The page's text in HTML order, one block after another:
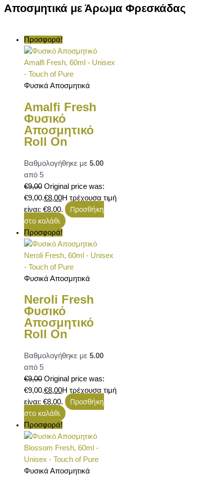
Αποσμητικά με Άρωμα Φρεσκάδας
Προσφορά!
Φυσικά Αποσμητικά
Amalfi Fresh
Φυσικό
Αποσμητικό
Roll On
Βαθμολογήθηκε με 5.00
από 5
€9,00 Original price was:
€9,00.€8,00Η τρέχουσα τιμή
είναι: €8,00.
Προσθήκη
στο καλάθι
Προσφορά!
Φυσικά Αποσμητικά
Neroli Fresh
Φυσικό
Αποσμητικό
Roll On
Βαθμολογήθηκε με 5.00
από 5
€9,00 Original price was:
€9,00.€8,00Η τρέχουσα τιμή
είναι: €8,00.
Προσθήκη
στο καλάθι
Προσφορά!
Φυσικά Αποσμητικά